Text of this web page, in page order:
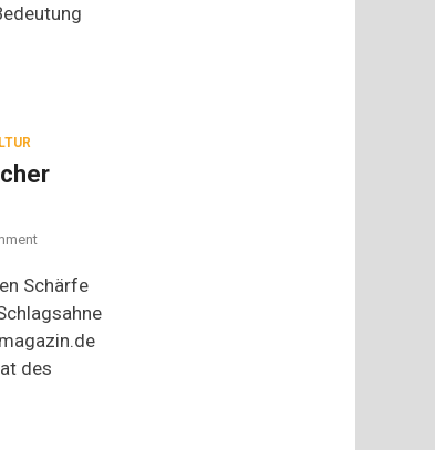
Aachener
on
lügen
Bayerischer
Meerrettich
Schärfe
des